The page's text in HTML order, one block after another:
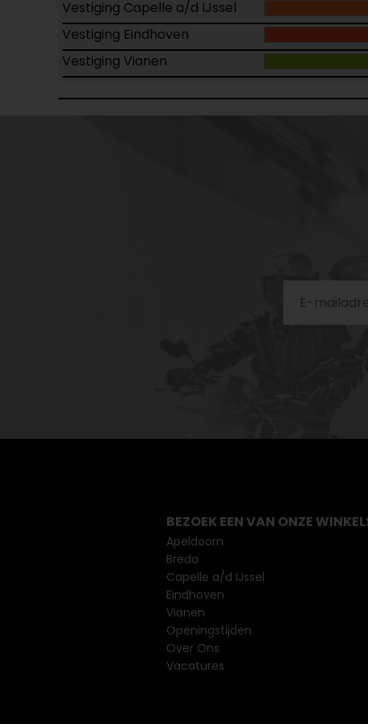
Vestiging Capelle a/d IJssel
Vestiging Eindhoven
Vestiging Vianen
BEZOEK EEN VAN ONZE
Apeldoorn
Breda
Capelle a/d IJssel
Eindhoven
Vianen
Openingstijden
Over Ons
Vacatures